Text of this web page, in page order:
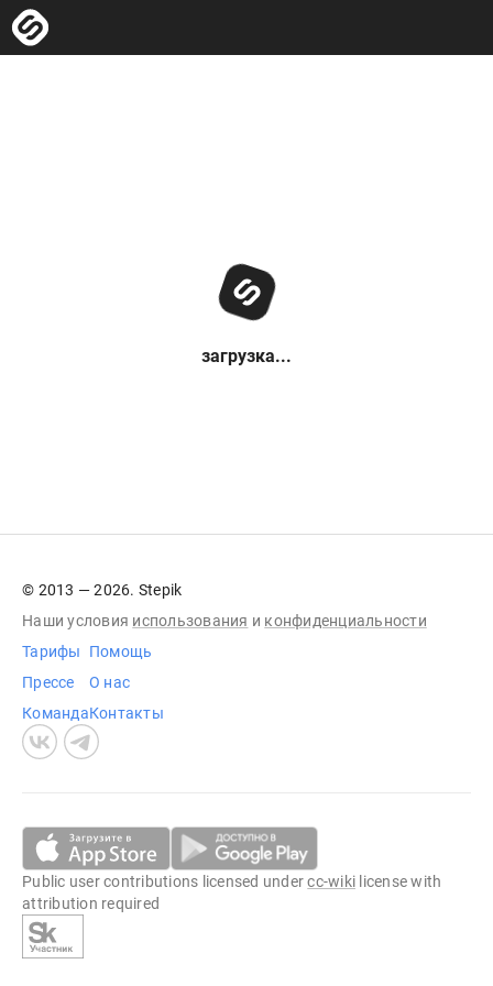
загрузка...
© 2013 — 2026. Stepik
Наши условия использования и конфиденциальности
Тарифы
Прессе
Команда
Помощь
О нас
Контакты
Public user contributions licensed undercc-wiki license with
attribution required